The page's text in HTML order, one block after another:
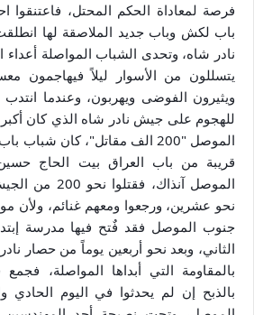
فرصة لمعاداة الحكم المحتل، فاعتنقوا
باب لكش وباب جديد الملاصقة لها
نادر شاه، وتحدى الشباب المواصلة أعداء
يتسللون من الأسوار ليلاً فيهاجمون
ويثيرون الفوضى ويهربون، وعندما انتدب
للهجوم على جيش نادر شاه الذي كان
الموصل "200 الف مقاتل"، كان
قريبة من باب العراق بيت الحاج حسين
الموصل آنذاك،
نحو عشرين، ورجعوا ومعهم غنائم،
جنوب الموصل فقد فٌتح فيها مدرسة
الثاني، وبعد نحو أربعين يوماً من حصار
بالمقاومة التي أبداها المواصلة،
بالذبح إن لم يحدثوا في اليوم الحادي